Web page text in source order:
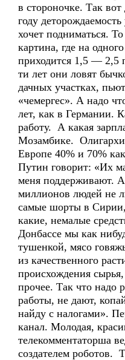
в стороночке. Так
году
хочет подниматься.
картина, где на
приходится 1,5 — 2,5
ти лет они ловят
дачных участках,
«чемергес». А надо
лет, как в Германии.
работу. А какая
Мозамбике. Олигархи
Европе 40% и 70%
Путин говорит: «Их
меня поддерживают.
миллионов людей не
самые шорты в
какие, немалые
Донбассе мы как
тушенкой, мясо
из качественного
происхождения
прочее. Так что надо
работы, не дают,
найду с налогами».
канал. Молодая,
телекомментаторша
создателем роботов.